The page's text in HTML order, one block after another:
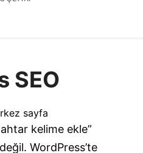
SEO
sayfa
kelime ekle”
WordPress’te